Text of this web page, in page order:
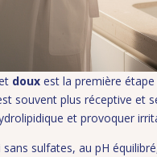
doux est la première étape
souvent plus réceptive et
et provoquer
sulfates, au pH